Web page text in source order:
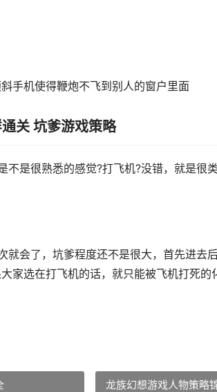
手机使得鞭炮不飞到别人的窗户里面
关 坑爹游戏策略
不是很熟悉的感觉?打飞机?没错，就是很
就会了，坑爹程度还不是很大，首先进去
家选在打飞机的话，就只能被飞机打死
龙族幻想游戏人物策略